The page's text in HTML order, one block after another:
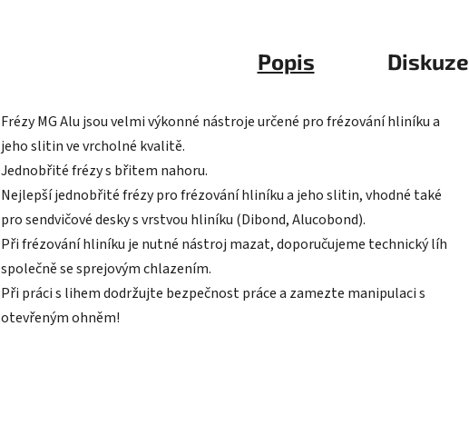
Popis Diskuze
Frézy MG Alu jsou velmi výkonné nástroje určené pro frézování hliníku a
jeho slitin ve vrcholné kvalitě.
Jednobřité frézy s břitem nahoru.
Nejlepší jednobřité frézy pro frézování hliníku a jeho slitin, vhodné také
pro sendvičové desky s vrstvou hliníku (Dibond, Alucobond).
Při frézování hliníku je nutné nástroj mazat, doporučujeme technický líh
společně se sprejovým chlazením.
Při práci s lihem dodržujte bezpečnost práce a zamezte manipulaci s
otevřeným ohněm!